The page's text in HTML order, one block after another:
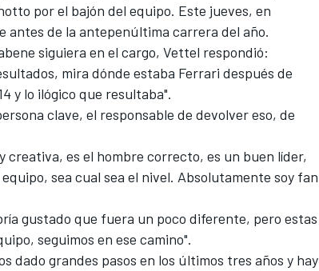
por el bajón del equipo. Este jueves, en
antes de la antepenúltima carrera del año.
siguiera en el cargo, Vettel respondió:
mira dónde estaba Ferrari después de
y lo ilógico que resultaba".
clave, el responsable de devolver eso, de
creativa, es el hombre correcto, es un buen líder,
sea cual sea el nivel. Absolutamente soy fan
gustado que fuera un poco diferente, pero estas
seguimos en ese camino".
dado grandes pasos en los últimos tres años y hay